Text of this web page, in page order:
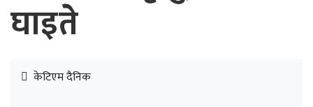
घाइते
केटिएम दैनिक